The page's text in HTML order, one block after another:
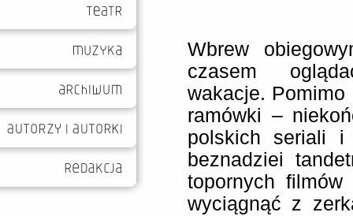
Wbrew
czasem
wakacje. Pomimo
ramówki –
polskich seriali
beznadziei
topornych
wyciągnąć z